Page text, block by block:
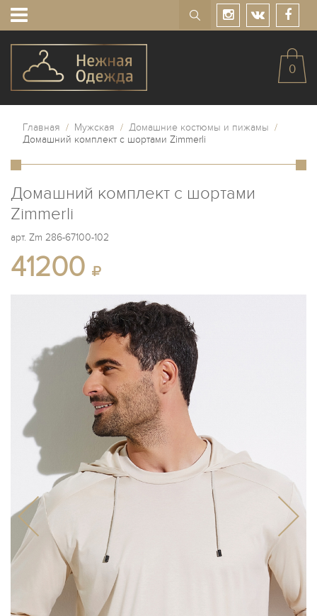
0
Главная / Мужская / Домашние костюмы и пижамы /
Домашний комплект с шортами Zimmerli
Домашний комплект с шортами
Zimmerli
арт. Zm 286-67100-102
41200